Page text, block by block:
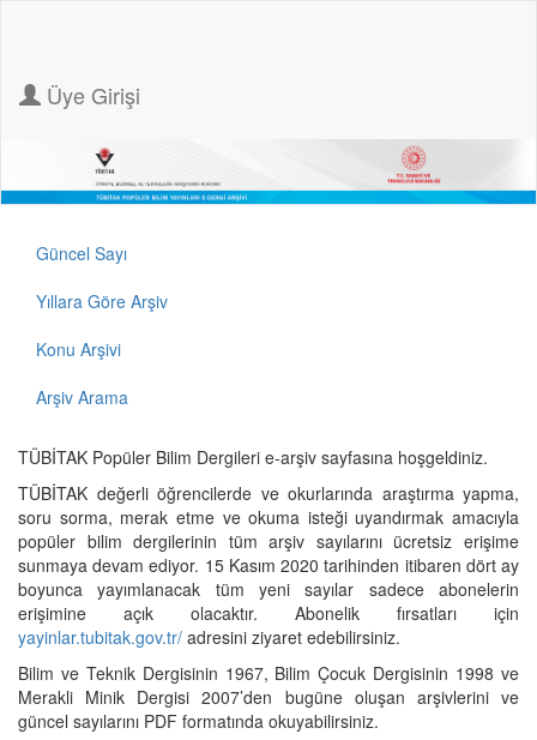
Üye Girişi
Güncel Sayı
Yıllara Göre Arşiv
Konu Arşivi
Arşiv Arama
TÜBİTAK Popüler Bilim Dergileri e-arşiv sayfasına hoşgeldiniz.
TÜBİTAK değerli öğrencilerde ve okurlarında araştırma yapma,
soru sorma, merak etme ve okuma isteği uyandırmak amacıyla
popüler bilim dergilerinin tüm arşiv sayılarını ücretsiz erişime
sunmaya devam ediyor. 15 Kasım 2020 tarihinden itibaren dört ay
boyunca yayımlanacak tüm yeni sayılar sadece abonelerin
erişimine açık olacaktır. Abonelik fırsatları için
yayinlar.tubitak.gov.tr/ adresini ziyaret edebilirsiniz.
Bilim ve Teknik Dergisinin 1967, Bilim Çocuk Dergisinin 1998 ve
Merakli Minik Dergisi 2007’den bugüne oluşan arşivlerini ve
güncel sayılarını PDF formatında okuyabilirsiniz.